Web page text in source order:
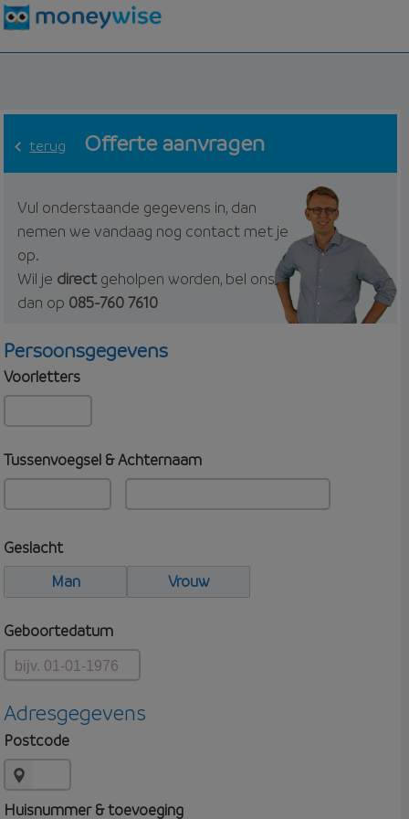
terug Offerte aanvragen
Vul onderstaande gegevens in, dan
nemen we vandaag nog contact met je
op.
Wil je directgeholpen worden, bel ons
dan op 085-760 7610
Persoonsgegevens
Voorletters
Tussenvoegsel & Achternaam
Geslacht
Man
Vrouw
Geboortedatum
Adresgegevens
Postcode
Huisnummer & toevoeging